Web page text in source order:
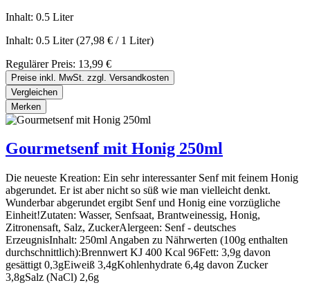
Inhalt: 0.5 Liter
Inhalt: 0.5 Liter(27,98 € / 1 Liter)
Regulärer Preis: 13,99 €
Preise inkl. MwSt. zzgl. Versandkosten
Vergleichen
Merken
Gourmetsenf mit Honig 250ml
Die neueste Kreation: Ein sehr interessanter Senf mit feinem Honig
abgerundet. Er ist aber nicht so süß wie man vielleicht denkt.
Wunderbar abgerundet ergibt Senf und Honig eine vorzügliche
Einheit!Zutaten: Wasser, Senfsaat, Brantweinessig, Honig,
Zitronensaft, Salz, ZuckerAlergeen: Senf - deutsches
ErzeugnisInhalt: 250ml Angaben zu Nährwerten (100g enthalten
durchschnittlich):Brennwert KJ 400 Kcal 96Fett: 3,9g davon
gesättigt 0,3gEiweiß 3,4gKohlenhydrate 6,4g davon Zucker
3,8gSalz (NaCl) 2,6g